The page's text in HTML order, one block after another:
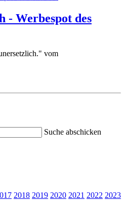
- Werbespot des
vom
Suche abschicken
2018 2019 2020 2021 2022 2023